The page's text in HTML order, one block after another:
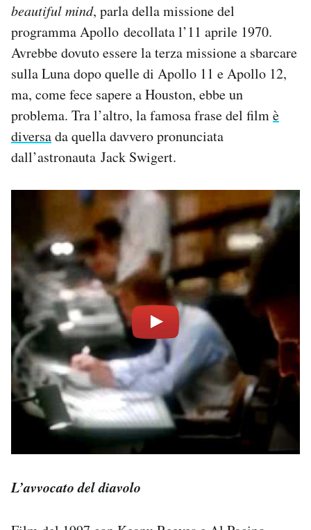
beautifulmind, parla della missione del
programma Apollo decollata l’11 aprile 1970.
Avrebbe dovuto essere la terza missione a sbarcare
sulla Luna dopo quelle di Apollo 11 e Apollo 12,
ma, come fece sapere a Houston, ebbe un
problema. Tra l’altro, la famosa frase del filmè
diversada quella davvero pronunciata
dall’astronauta Jack Swigert.
L’avvocato del diavolo